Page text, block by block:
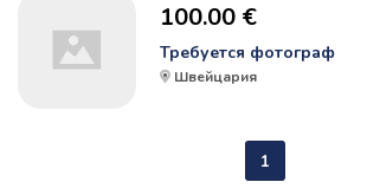
100.00 €
Требуется фотограф
Швейцария
1